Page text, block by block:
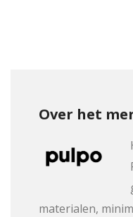
Over het
materialen,